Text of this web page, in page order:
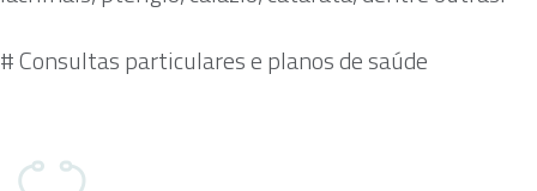
# Consultas particulares e planos de saúde